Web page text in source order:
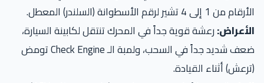
الأرقام من 1 إلى 4 تشير لرقم الأسطوانة (السلندر) المعطل.
الأعراض:رعشة قوية جداً في المحرك تنتقل لكابينة السيارة،
ضعف شديد جداً في السحب، ولمبة الـ Check Engine تومض
(ترعش) أثناء القيادة.